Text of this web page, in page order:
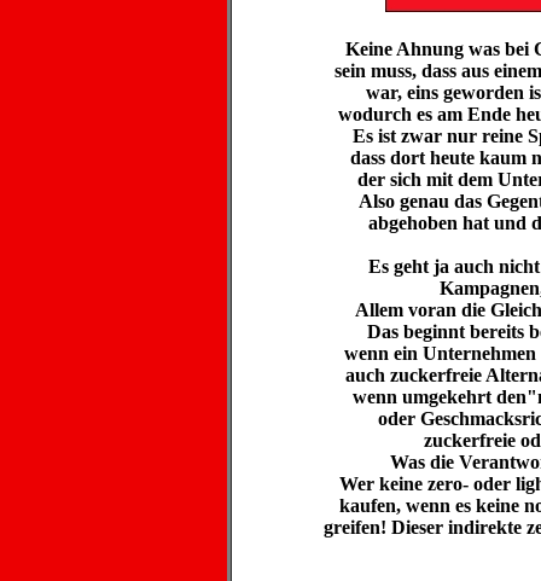
Keine Ahnung was bei
sein muss, dass aus
war, eins geworden
wodurch es am Ende
Es ist zwar nur reine
dass dort heute kaum
der sich mit dem
Also genau das
abgehoben hat und
Es geht ja auch
Allem voran die
Das beginnt bereits
wenn ein Unternehmen
auch zuckerfreie
wenn umgekehrt
oder
zuckerfreie
Was die
Wer keine zero- oder
kaufen, wenn es keine
greifen! Dieser indirekte